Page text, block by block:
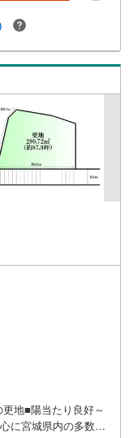
に関する様々なご質
ます。各店舗ではキ
家族様で是非お越し
休日火・水曜日※店
能ですので、どうぞ
地■陽当たり良好～
に宮城県内の多数店